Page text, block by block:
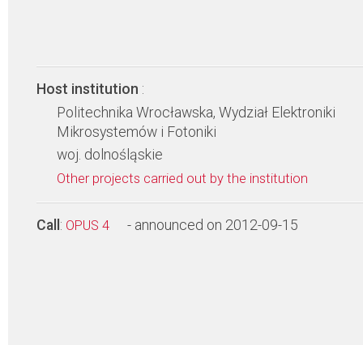
Host institution :
Politechnika Wrocławska, Wydział Elektroniki
Mikrosystemów i Fotoniki
woj. dolnośląskie
Other projects carried out by the institution
Call : OPUS 4 - announced on 2012-09-15